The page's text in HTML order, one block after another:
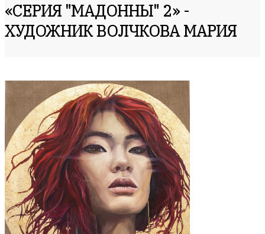
«СЕРИЯ "МАДОННЫ" 2» -
ХУДОЖНИК ВОЛЧКОВА МАРИЯ